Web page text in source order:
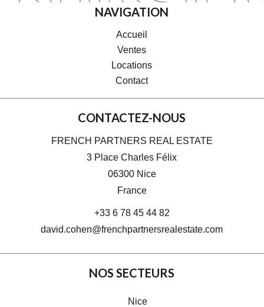
NAVIGATION
Accueil
Ventes
Locations
Contact
CONTACTEZ-NOUS
FRENCH PARTNERS REAL ESTATE
3 Place Charles Félix
06300 Nice
France
+33 6 78 45 44 82
david.cohen@frenchpartnersrealestate.com
NOS SECTEURS
Nice